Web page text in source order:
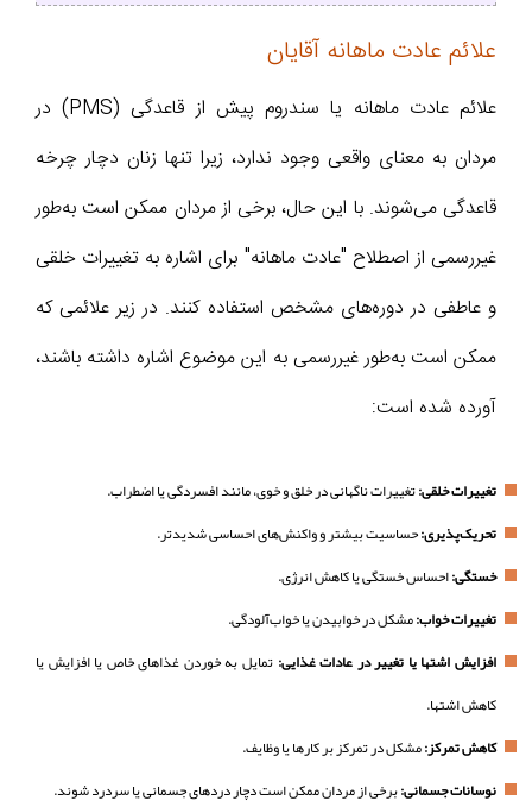
علائم عادت ماهانه آقایان
علائم عادت ماهانه یا سندروم پیش از قاعدگی (PMS) در
مردان به معنای واقعی وجود ندارد، زیرا تنها زنان دچار چرخه
قاعدگی می‌شوند. با این حال، برخی از مردان ممکن است به‌طور
غیررسمی از اصطلاح "عادت ماهانه" برای اشاره به تغییرات خلقی
و عاطفی در دوره‌های مشخص استفاده کنند. در زیر علائمی که
ممکن است به‌طور غیررسمی به این موضوع اشاره داشته باشند،
آورده شده است:
تغییرات خلقی:تغییرات ناگهانی در خلق و خوی، مانند افسردگی یا اضطراب.
تحریک‌پذیری:حساسیت بیشتر و واکنش‌های احساسی شدیدتر.
خستگی:احساس خستگی یا کاهش انرژی.
تغییرات خواب:مشکل در خوابیدن یا خواب‌آلودگی.
افزایش اشتها یا تغییر در عادات غذایی: تمایل به خوردن غذاهای خاص یا افزایش یا
کاهش اشتها.
کاهش تمرکز:مشکل در تمرکز بر کارها یا وظایف.
نوسانات جسمانی:برخی از مردان ممکن است دچار دردهای جسمانی یا سردرد شوند.